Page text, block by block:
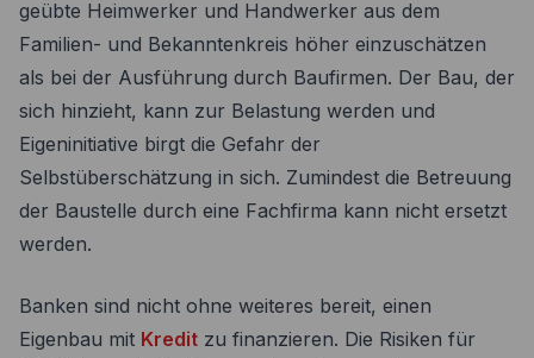
geübte Heimwerker und Handwerker aus dem
Familien- und Bekanntenkreis höher einzuschätzen
als bei der Ausführung durch Baufirmen. Der Bau, der
sich hinzieht, kann zur Belastung werden und
Eigeninitiative birgt die Gefahr der
Selbstüberschätzung in sich. Zumindest die Betreuung
der Baustelle durch eine Fachfirma kann nicht ersetzt
werden.
Banken sind nicht ohne weiteres bereit, einen
Eigenbau mit Kredit zu finanzieren. Die Risiken für